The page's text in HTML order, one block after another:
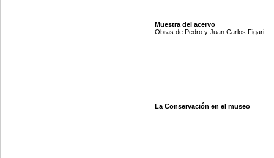
Muestra del acervo
Obras de Pedro y Juan Carlos Figari
La Conservación en el museo